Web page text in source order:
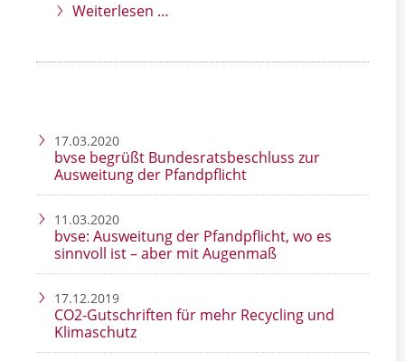
Weiterlesen …
17.03.2020
bvse begrüßt Bundesratsbeschluss zur
Ausweitung der Pfandpflicht
11.03.2020
bvse: Ausweitung der Pfandpflicht, wo es
sinnvoll ist – aber mit Augenmaß
17.12.2019
CO2-Gutschriften für mehr Recycling und
Klimaschutz